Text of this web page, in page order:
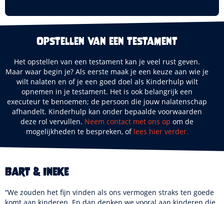
Opstellen van een testament
Het opstellen van een testament kan je veel rust geven.
Maar waar begin je? Als eerste maak je een keuze aan wie je
wilt nalaten en of je een goed doel als Kinderhulp wilt
opnemen in je testament. Het is ook belangrijk een
executeur te benoemen; de persoon die jouw nalatenschap
afhandelt. Kinderhulp kan onder bepaalde voorwaarden
deze rol vervullen. Neem contact met ons op om de
mogelijkheden te bespreken, oflees hier verder.
Bart & Ineke
“We zouden het fijn vinden als ons vermogen straks ten goede